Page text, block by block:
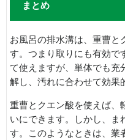
まとめ
お風呂の排水溝は、重曹と
す。つまり取りにも有効で
て使えますが、単体でも充
解し、汚れに合わせて効果
重曹とクエン酸を使えば、
いにできます。しかし、ま
す。このようなときは、業